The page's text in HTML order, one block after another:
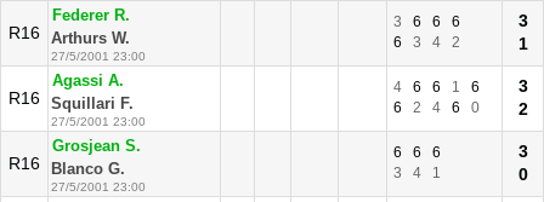
R16
Federer R.
Arthurs W.
27/5/2001 23:00
3 6 6
6
6
3 4 2
3
1
R16
Agassi A.
Squillari F.
27/5/2001 23:00
4 6 6 1
6
6
2 4 6 0
3
2
R16
Grosjean S.
Blanco G.
27/5/2001 23:00
6 6
6
3
4 1
3
0